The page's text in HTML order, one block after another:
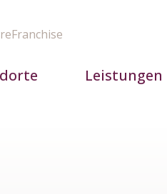
Franchise
Leistungen